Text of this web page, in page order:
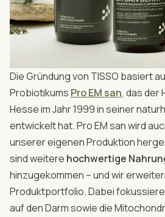
Die Gründung von TISSO basiert
Probiotikums Pro EM san, das der
Hesse im Jahr 1999 in seiner
entwickelt hat. Pro EM san wird
unserer eigenen Produktion
sind weitere hochwertige
hinzugekommen – und wir
Produktportfolio. Dabei
auf den Darm sowie die